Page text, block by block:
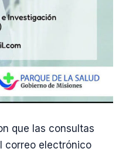
que las consultas
correo electrónico